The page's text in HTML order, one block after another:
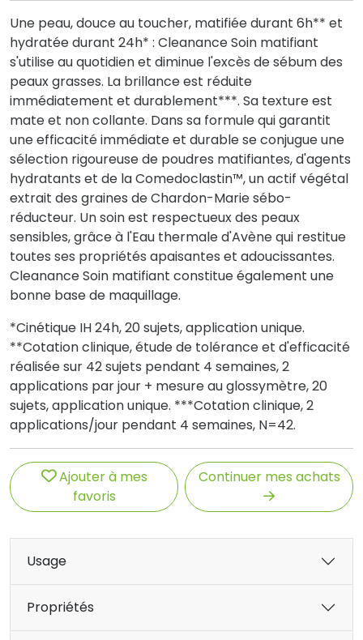
Une peau, douce au toucher, matifiée durant 6h** et
hydratée durant 24h* : Cleanance Soin matifiant
s'utilise au quotidien et diminue l'excès de sébum des
peaux grasses. La brillance est réduite
immédiatement et durablement***. Sa texture est
mate et non collante. Dans sa formule qui garantit
une efficacité immédiate et durable se conjugue une
sélection rigoureuse de poudres matifiantes, d'agents
hydratants et de la Comedoclastin™, un actif végétal
extrait des graines de Chardon-Marie sébo-
réducteur. Un soin est respectueux des peaux
sensibles, grâce à l'Eau thermale d'Avène qui restitue
toutes ses propriétés apaisantes et adoucissantes.
Cleanance Soin matifiant constitue également une
bonne base de maquillage.
*Cinétique IH 24h, 20 sujets, application unique.
**Cotation clinique, étude de tolérance et d'efficacité
réalisée sur 42 sujets pendant 4 semaines, 2
applications par jour + mesure au glossymètre, 20
sujets, application unique. ***Cotation clinique, 2
applications/jour pendant 4 semaines, N=42.
Ajouter à mes
favoris
Continuer mes achats
Usage
Propriétés